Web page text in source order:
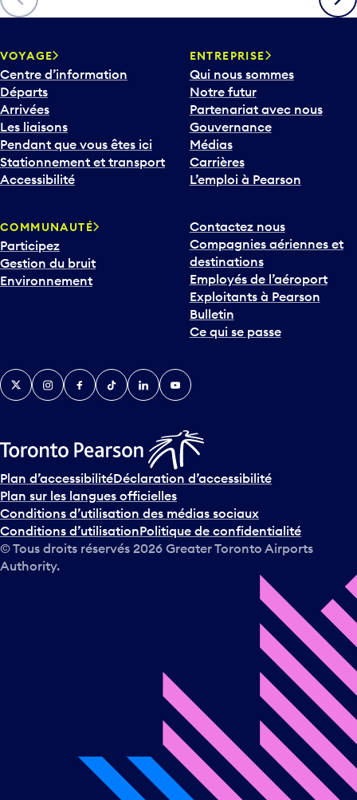
VOYAGE
Centre d’information
Départs
Arrivées
Les liaisons
Pendant que vous êtes ici
Stationnement et transport
Accessibilité
ENTREPRISE
Qui nous sommes
Notre futur
Partenariat avec nous
Gouvernance
Médias
Carrières
L’emploi à Pearson
COMMUNAUTÉ
Participez
Gestion du bruit
Environnement
Contactez nous
Compagnies aériennes et
destinations
Employés de l’aéroport
Exploitants à Pearson
Bulletin
Ce qui se passe
TwitterInstagramFacebook
TikTokLinkedInYouTube
Plan d’accessibilitéDéclaration d’accessibilité
Plan sur les langues officielles
Conditions d’utilisation des médias sociaux
Conditions d’utilisationPolitique de confidentialité
© Tous droits réservés 2026 Greater Toronto Airports
Authority.